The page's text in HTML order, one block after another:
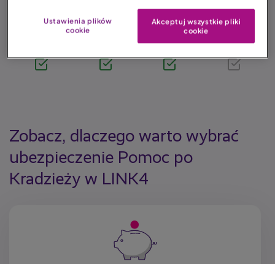
Oblicz składkę
Zobacz, dlaczego warto wybrać
ubezpieczenie Pomoc po
Kradzieży w LINK4
Ustawienia plików
cookie
Akceptuj wszystkie pliki
cookie